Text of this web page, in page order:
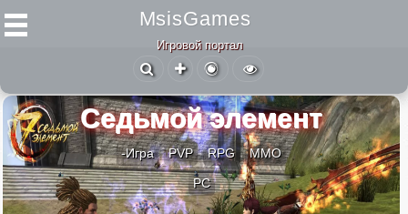
MsisGames
Игровой портал
Седьмой элемент
-Игра PVP RPG ММО
PC